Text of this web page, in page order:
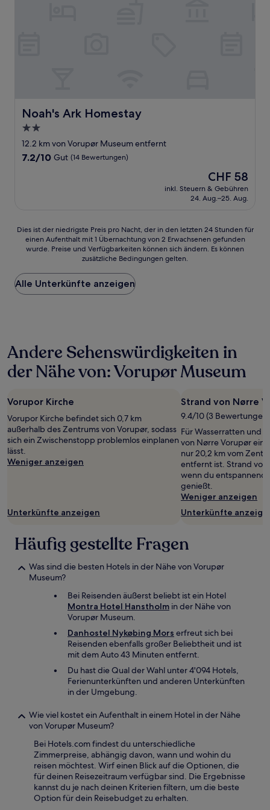
Noah's Ark Homestay
Noah's Ark Homestay
2.0-
Sterne-
Unterkunft
12.2 km von Vorupør Museum entfernt
7.2
7.2/10 Gut (14 Bewertungen)
Der
Preis
beträgt
CHF 58
inkl. Steuern & Gebühren
24. Aug.–25. Aug.
Dies
der
Preis
pro
Nacht,
24 Stunden
für
einen
1 Übernachtung
2 Erwachsenen
gefunden
wurde.
Preise
und
ändern.
zusätzliche
Bedingungen
gelten.
Dies ist der niedrigste Preis pro Nacht, der in den letzten 24 Stunden für
einen Aufenthalt mit 1 Übernachtung von 2 Erwachsenen gefunden
wurde. Preise und Verfügbarkeiten können sich ändern. Es können
zusätzliche Bedingungen gelten.
Alle Unterkünfte anzeigen
Andere Sehenswürdigkeiten in
der Nähe von: Vorupør Museum
Vorupor Kirche
Vorupor Kirche befindet sich 0,7 km
außerhalb des Zentrums von Vorupør, sodass
sich ein Zwischenstopp problemlos einplanen
lässt.
Weniger anzeigen
Unterkünfte anzeigen
Strand von Nørre
9.4/10 (3 Bewertungen)
Für Wasserratten und
von Nørre Vorupør ein
nur 20,2 km vom
entfernt ist. Strand von
wenn du
genießt.
Weniger anzeigen
Unterkünfte
Häufig gestellte Fragen
Was sind die besten Hotels in der Nähe von Vorupør
Museum?
Bei Reisenden äußerst beliebt ist ein Hotel
Montra Hotel Hanstholm in der Nähe von
Vorupør Museum.
Danhostel Nykøbing Mors erfreut sich bei
Reisenden ebenfalls großer Beliebtheit und ist
mit dem Auto 43 Minuten entfernt.
Du hast die Qual der Wahl unter 4'094 Hotels,
Ferienunterkünften und anderen Unterkünften
in der Umgebung.
Wie viel kostet ein Aufenthalt in einem Hotel in der Nähe
von Vorupør Museum?
Bei Hotels.com findest du unterschiedliche
Zimmerpreise, abhängig davon, wann und wohin du
reisen möchtest. Wirf einen Blick auf die Optionen, die
für deinen Reisezeitraum verfügbar sind. Die Ergebnisse
kannst du je nach deinen Kriterien filtern, um die beste
Option für dein Reisebudget zu erhalten.